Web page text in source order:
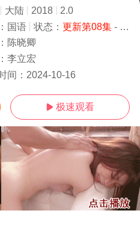
大陆 2018
2.0
国语 状态： 更新第08集- 免费在线观看
陈晓卿
李立宏
间： 2024-10-16
 极速观看